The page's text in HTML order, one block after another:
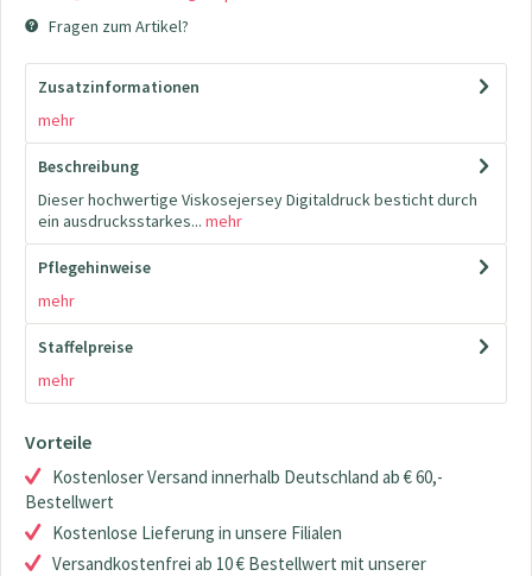
Fragen zum Artikel?
Zusatzinformationen
mehr
Beschreibung
Dieser hochwertige Viskosejersey Digitaldruck besticht durch
ein ausdrucksstarkes... mehr
Pflegehinweise
mehr
Staffelpreise
mehr
Vorteile
Kostenloser Versand innerhalb Deutschland ab € 60,-
Bestellwert
Kostenlose Lieferung in unsere Filialen
Versandkostenfrei ab 10 € Bestellwert mit unserer